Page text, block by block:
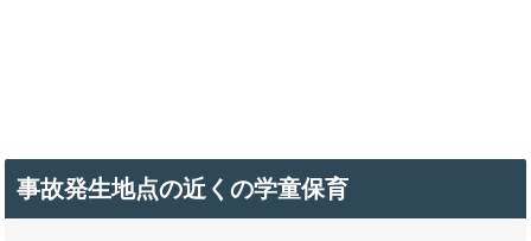
事故発生地点の近くの学童保育